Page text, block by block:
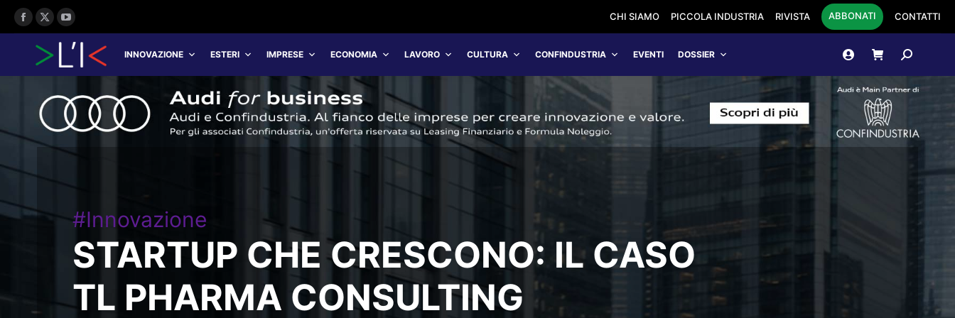
Facebook
page
opens
in
new
window
X
page
opens
in
new
window
YouTube
page
opens
in
new
window
CHI SIAMO PICCOLA INDUSTRIA RIVISTA ABBONATI CONTATTI
INNOVAZIONE ESTERI IMPRESE ECONOMIA LAVORO CULTURA CONFINDUSTRIA EVENTI DOSSIER Cerca:
#Innovazione
STARTUP CHE CRESCONO: IL CASO
TL PHARMA CONSULTING